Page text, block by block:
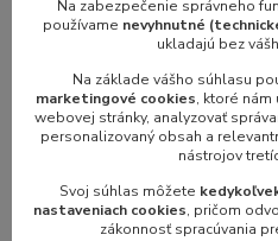
Tovar zaradený v
Univerzálne kuchynské roboty
Kuchynské roboty Alba
Náhradné diely Alba
Náhradné diely pre mlynček
Náhradné diely pre mlynček
Na zabezpečenie správneho
používame nevyhnutné
ukladajú bez
Na základe vášho súhlasu
marketingové cookies, ktoré
webovej stránky, analyzovať
personalizovaný obsah a
nástrojov
Svoj súhlas môžete
nastaveniach cookies, pričom
zákonnosť spracúvania